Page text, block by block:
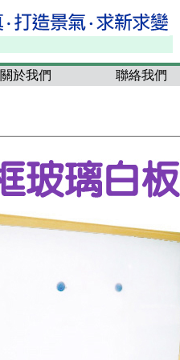
關於我們 聯絡我們